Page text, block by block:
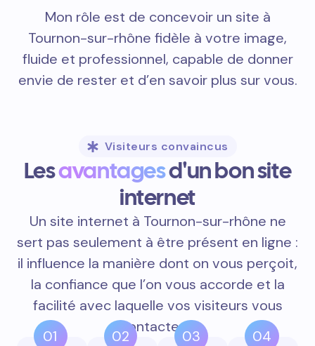
Mon rôle est de concevoir un site à
Tournon-sur-rhône fidèle à votre image,
fluide et professionnel, capable de donner
envie de rester et d’en savoir plus sur vous.
Visiteurs convaincus
Lesavantagesd'un bon site
internet
Un site internet à Tournon-sur-rhône ne
sert pas seulement à être présent en ligne :
il influence la manière dont on vous perçoit,
la confiance que l’on vous accorde et la
facilité avec laquelle vos visiteurs vous
contactent.
01 02 03 04